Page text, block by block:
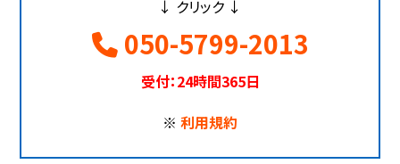
↓ クリック ↓
050-5799-2013
受付：24時間365日
※ 利用規約